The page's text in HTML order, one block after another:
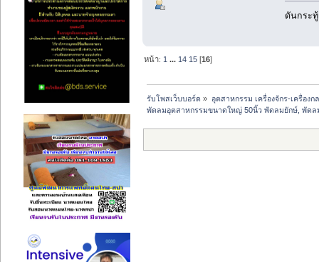
ดันกระ
หน้า: 1 ... 14 15 [16]
รับโพสเว็บบอร์ด » อุตสาหกรรม เครื่องจักร-เครื่อง
พัดลมอุตสาหกรรมขนาดใหญ่ 50นิ้ว พัดลมยักษ์, พัด